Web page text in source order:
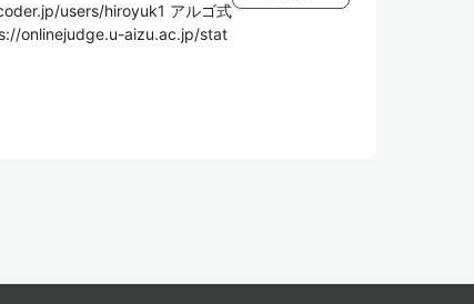
users/hiroyuk1 アルゴ式
onlinejudge.u-aizu.ac.jp/stat